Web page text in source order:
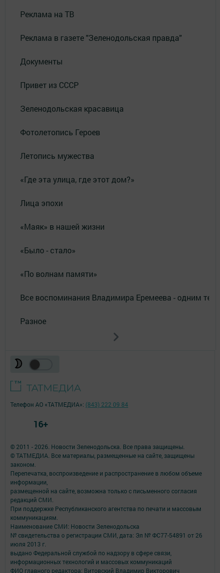
Реклама на ТВ
Реклама в газете "Зеленодольская правда"
Документы
Привет из СССР
Зеленодольская красавица
Фотолетопись Героев
Летопись мужества
«Где эта улица, где этот дом?»
Лица эпохи
«Маяк» в нашей жизни
«Было - стало»
«По волнам памяти»
Все воспоминания Владимира Еремеева - одним
Разное
© 2011 - 2026. Новости Зеленодольска. Все права защищены.
© ТАТМЕДИА. Все материалы, размещенные на сайте, защищены
законом.
Перепечатка, воспроизведение и распространение в любом объеме
информации,
размещенной на сайте, возможна только с письменного согласия
редакций СМИ.
При поддержке Республиканского агентства по печати и массовым
коммуникациям.
Наименование СМИ: Новости Зеленодольска
№ свидетельства о регистрации СМИ, дата: Эл № ФС77-54891 от 26
июля 2013 г.
выдано Федеральной службой по надзору в сфере связи,
информационных технологий и массовых коммуникаций
ФИО главного редактора: Витовский Владимир Викторович
Телефон АО «ТАТМЕДИА»: (843) 222 09 84
16+